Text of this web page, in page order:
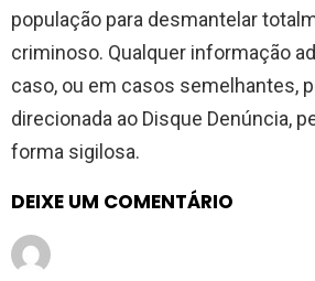
população para desmantelar
criminoso. Qualquer informação
caso, ou em casos semelhantes,
direcionada ao Disque Denúncia,
forma sigilosa.
DEIXE UM COMENTÁRIO